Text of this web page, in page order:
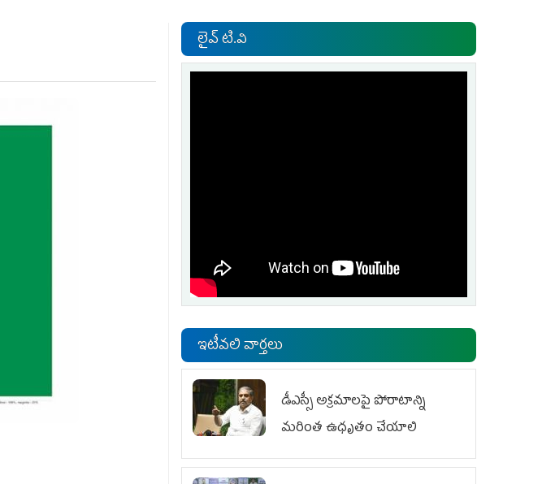
లైవ్ టి.వి
ఇటీవలి వార్తలు
డీఎస్సీ అక్రమాలపై పోరాటాన్ని
మరింత ఉధృతం చేయాలి